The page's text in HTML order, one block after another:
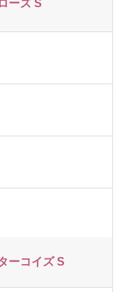
ーズ S
ーコイズ S